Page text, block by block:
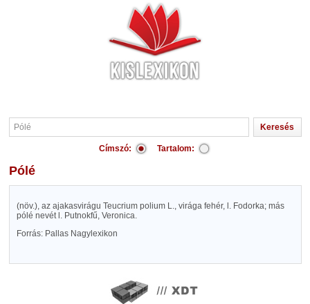
Címszó: Tartalom:
Pólé
(növ.), az ajakasvirágu Teucrium polium L., virága fehér, l. Fodorka; más
pólé nevét l. Putnokfű, Veronica.
Forrás: Pallas Nagylexikon